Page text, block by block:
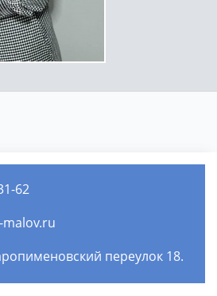
62
malov.ru
переулок 18.